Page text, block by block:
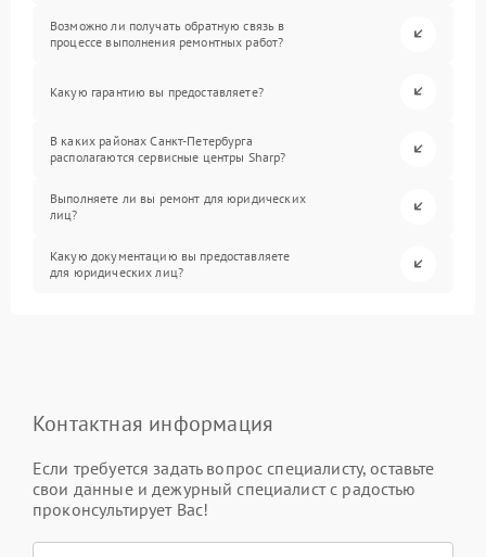
Возможно ли получать обратную связь в
процессе выполнения ремонтных работ?
Какую гарантию вы предоставляете?
В каких районах Санкт-Петербурга
располагаются сервисные центры Sharp?
Выполняете ли вы ремонт для юридических
лиц?
Какую документацию вы предоставляете
для юридических лиц?
Контактная информация
Если требуется задать вопрос специалисту, оставьте
свои данные и дежурный специалист с радостью
проконсультирует Вас!